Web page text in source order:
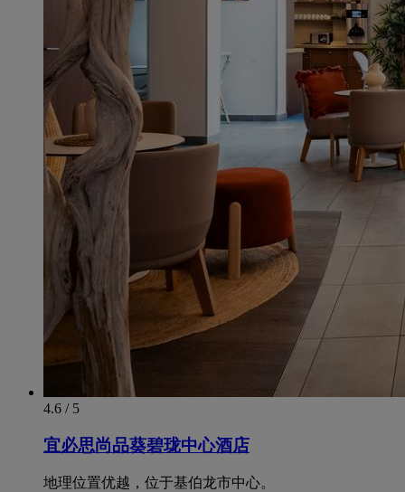
4.6 / 5
宜必思尚品葵碧珑中心酒店
地理位置优越，位于基伯龙市中心。